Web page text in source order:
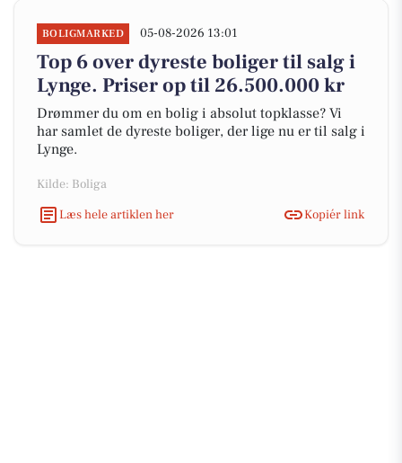
BOLIGMARKED 05-08-2026 13:01
Top 6 over dyreste boliger til salg i
Lynge. Priser op til 26.500.000 kr
Drømmer du om en bolig i absolut topklasse? Vi
har samlet de dyreste boliger, der lige nu er til salg i
Lynge.
Kilde: Boliga
Læs hele artiklen her
Kopiér link